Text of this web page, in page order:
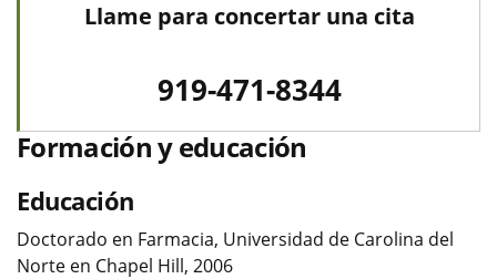
Llame para concertar una cita
919-471-8344
Formación y educación
Educación
Doctorado en Farmacia, Universidad de Carolina del
Norte en Chapel Hill, 2006